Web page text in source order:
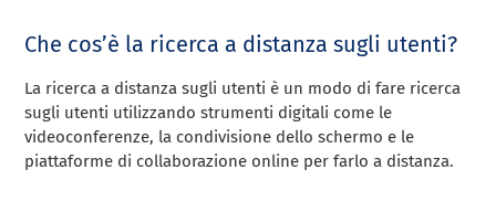
Che cos’è la ricerca a distanza sugli utenti?
La ricerca a distanza sugli utenti è un modo di fare ricerca
sugli utenti utilizzando strumenti digitali come le
videoconferenze, la condivisione dello schermo e le
piattaforme di collaborazione online per farlo a distanza.